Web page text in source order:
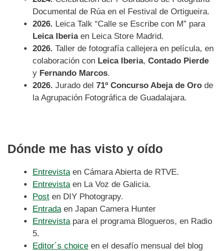
Documental de Rúa en el Festival de Ortigueira.
2026. Leica Talk “Calle se Escribe con M” para
Leica Iberiaen Leica Store Madrid.
2026. Taller de fotografía callejera en película, en
colaboración con Leica Iberia, Contado Pierde
y Fernando Marcos.
2026. Jurado del 71º Concurso Abeja de Oro de
la Agrupación Fotográfica de Guadalajara.
Dónde me has visto y oído
Entrevistaen Cámara Abierta de RTVE.
Entrevistaen La Voz de Galicia.
Post en DIY Photograpy.
Entradaen Japan Camera Hunter
Entrevistapara el programa Blogueros, en Radio
5.
Editor´s choice en el desafío mensual del blog